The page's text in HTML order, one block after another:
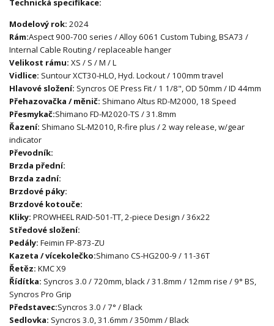
Technická specifikace:
Modelový rok: 2024
Rám:Aspect 900-700 series / Alloy 6061 Custom Tubing, BSA73 /
Internal Cable Routing / replaceable hanger
Velikost rámu: XS / S / M / L
Vidlice: Suntour XCT30-HLO, Hyd. Lockout / 100mm travel
Hlavové složení: Syncros OE Press Fit / 1 1/8", OD 50mm / ID 44mm
Přehazovačka / měnič: Shimano Altus RD-M2000, 18 Speed
Přesmykač:Shimano FD-M2020-TS / 31.8mm
Řazení: Shimano SL-M2010, R-fire plus / 2 way release, w/gear
indicator
Převodník:
Brzda přední:
Brzda zadní:
Brzdové páky:
Brzdové kotouče:
Kliky: PROWHEEL RAID-501-TT, 2-piece Design / 36x22
Středové složení:
Pedály: Feimin FP-873-ZU
Kazeta / vícekolečko:Shimano CS-HG200-9 / 11-36T
Řetěz: KMC X9
Řídítka: Syncros 3.0 / 720mm, black / 31.8mm / 12mm rise / 9° BS,
Syncros Pro Grip
Představec:Syncros 3.0 / 7° / Black
Sedlovka: Syncros 3.0, 31.6mm / 350mm / Black